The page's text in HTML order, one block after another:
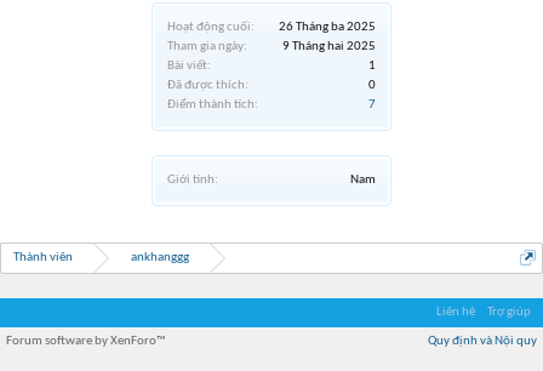
Hoạt động cuối:
26 Tháng ba 2025
Tham gia ngày:
9 Tháng hai 2025
Bài viết:
1
Đã được thích:
0
Điểm thành tích:
7
Giới tính: Nam
Thành viên ankhanggg
Liên hệ Trợ giúp
Quy định và Nội quy
Forum software by XenForo™